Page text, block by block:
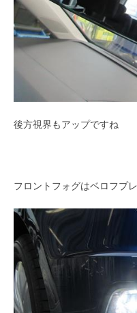
後方視界もアップですね
フロントフォグはベロフプ